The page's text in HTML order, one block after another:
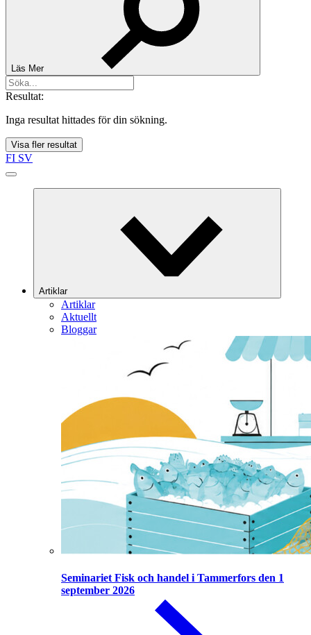
Läs Mer
Resultat:
Inga resultat hittades för din sökning.
Visa fler resultat
FI SV
Artiklar
Artiklar
Aktuellt
Bloggar
Seminariet Fisk och handel i Tammerfors den 1
september 2026